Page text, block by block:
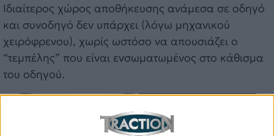
Ιδιαίτερος χώρος αποθήκευσης ανάμεσα σε οδηγό
και συνοδηγό δεν υπάρχει (λόγω μηχανικού
χειρόφρενου), χωρίς ωστόσο να απουσιάζει ο
“τεμπέλης” που είναι ενσωματωμένος στο κάθισμα
του οδηγού.